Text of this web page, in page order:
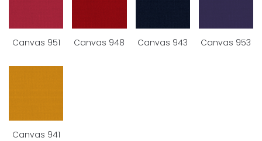
Canvas 951 Canvas 948 Canvas 943 Canvas 953
Canvas 941